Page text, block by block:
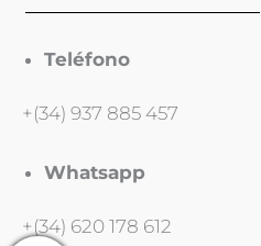
Teléfono
+(34) 937 885 457
Whatsapp
+(34) 620 178 612